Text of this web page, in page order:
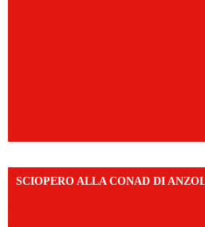
SCIOPERO ALLA CONAD DI